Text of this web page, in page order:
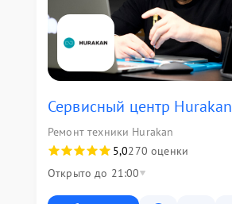
Сервисный центр Hurakan
Ремонт техники Hurakan
5,0270 оценки
Открыто до 21:00